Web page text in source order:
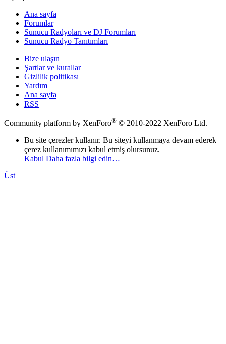
Ana sayfa
Forumlar
Sunucu Radyoları ve DJ Forumları
Sunucu Radyo Tanıtımları
Bize ulaşın
Şartlar ve kurallar
Gizlilik politikası
Yardım
Ana sayfa
RSS
Community platform by XenForo® © 2010-2022 XenForo Ltd.
Bu site çerezler kullanır. Bu siteyi kullanmaya devam ederek
çerez kullanımımızı kabul etmiş olursunuz.
Kabul Daha fazla bilgi edin…
Üst